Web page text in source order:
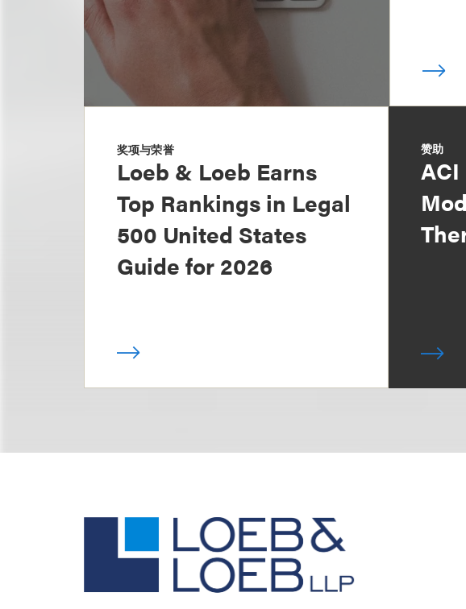
奖项与荣誉
Loeb & Loeb Earns
Top Rankings in Legal
500 United States
Guide for 2026
赞助